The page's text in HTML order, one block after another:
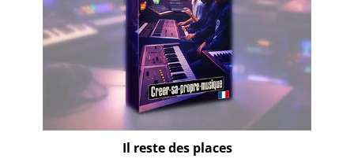
Il reste des places